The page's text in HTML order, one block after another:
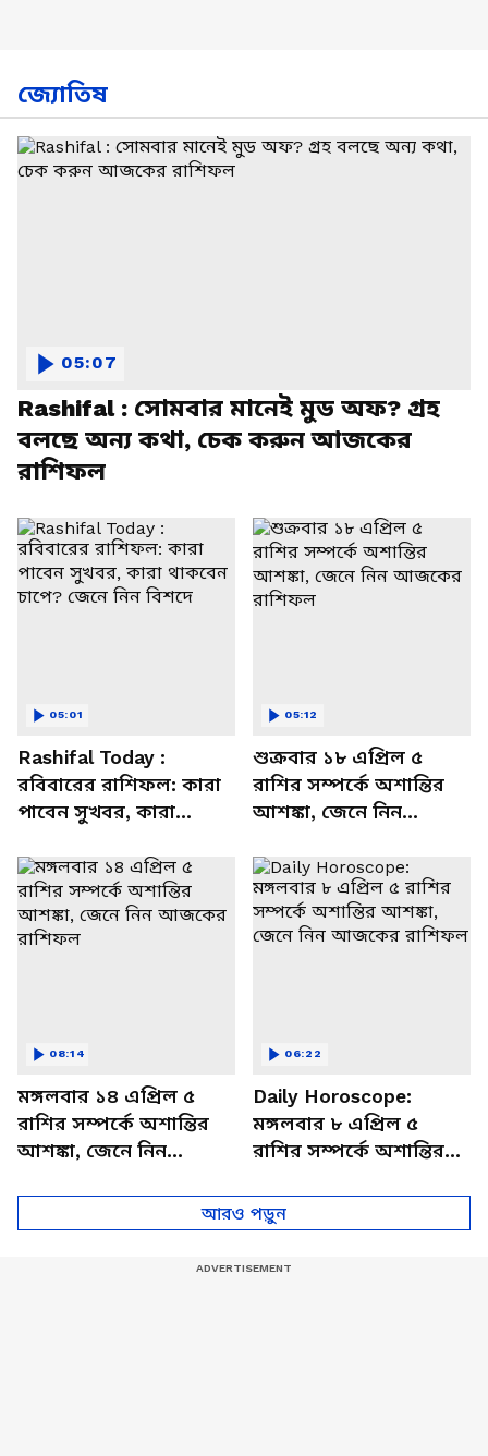
জ্যোতিষ
Rashifal : সোমবার মানেই মুড অফ? গ্রহ
বলছে অন্য কথা, চেক করুন আজকের
রাশিফল
05:07
Rashifal Today :
রবিবারের রাশিফল: কারা
পাবেন সুখবর, কারা
বিশদে
05:01
শুক্রবার ১৮ এপ্রিল ৫
রাশির সম্পর্কে অশান্তির
আশঙ্কা, জেনে নিন
05:12
মঙ্গলবার ১৪ এপ্রিল ৫
রাশির সম্পর্কে অশান্তির
আশঙ্কা, জেনে নিন
08:14
Daily Horoscope:
মঙ্গলবার ৮ এপ্রিল ৫
রাশির সম্পর্কে অশান্তির
আজকের রাশিফল
06:22
আরও পড়ুন